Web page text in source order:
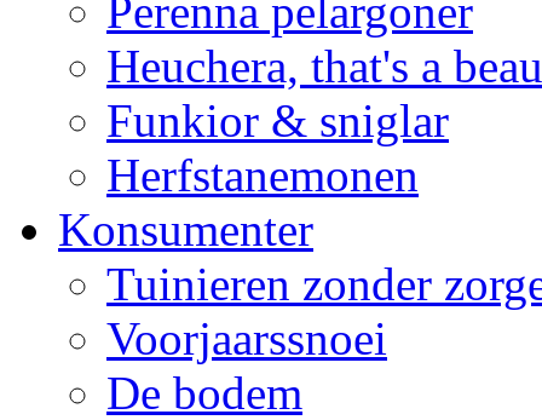
Perenna pelargoner
Heuchera, that's a
Funkior & sniglar
Herfstanemonen
Konsumenter
Tuinieren zonder
Voorjaarssnoei
De bodem